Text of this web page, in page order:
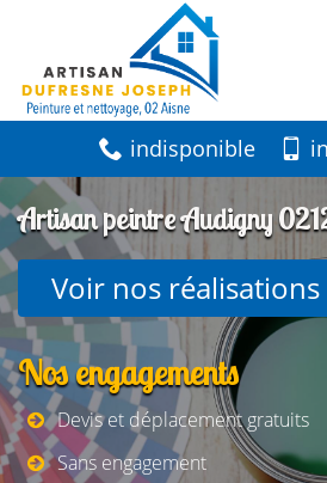
indisponible
Artisan peintre Audigny
Voir nos réalisations
Nos engagements
Devis et déplacement gratuits
Sans engagement